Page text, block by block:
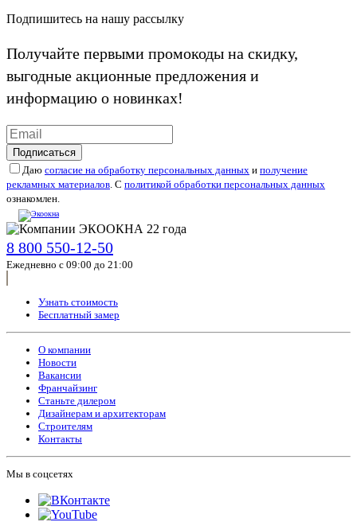
Подпишитесь на нашу рассылку
Получайте первыми промокоды на скидку,
выгодные акционные предложения и
информацию о новинках!
Подписаться
Даю согласие на обработку персональных данных и получение
рекламных материалов. С политикой обработки персональных данных
ознакомлен.
8 800 550-12-50
Ежедневно с 09:00 до 21:00
Узнать стоимость
Бесплатный замер
О компании
Новости
Вакансии
Франчайзинг
Станьте дилером
Дизайнерам и архитекторам
Строителям
Контакты
Мы в соцсетях